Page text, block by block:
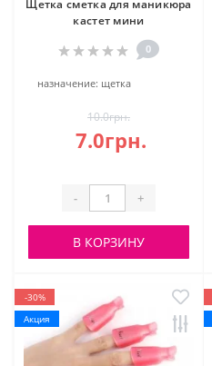
Щетка сметка для маникюра
кастет мини
0
назначение: щетка
10.0грн.
7.0грн.
- +
В КОРЗИНУ
-30%
Акция